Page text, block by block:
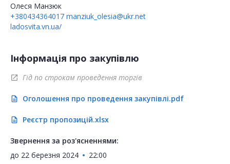
Олеся Манзюк
+380434364017 manziuk_olesia@ukr.net
ladosvita.vn.ua/
Інформація про закупівлю
open_in_new Гід по строкам проведення торгів
description Оголошення про проведення закупівлі.pdf
description Реєстр пропозицій.xlsx
Звернення за роз'ясненнями:
до 22 березня 2024 22:00